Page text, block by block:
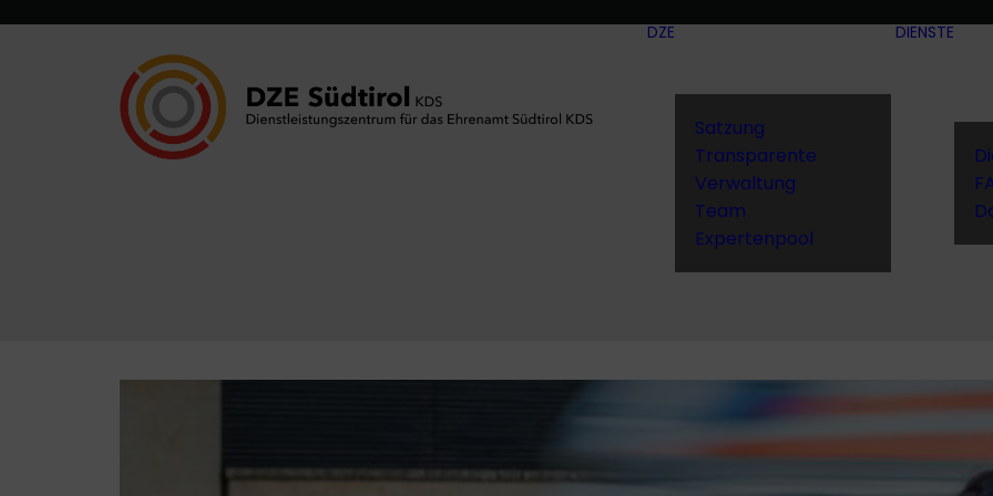
DZE
Satzung
Transparente
Verwaltung
Team
Expertenpool
DIENSTE